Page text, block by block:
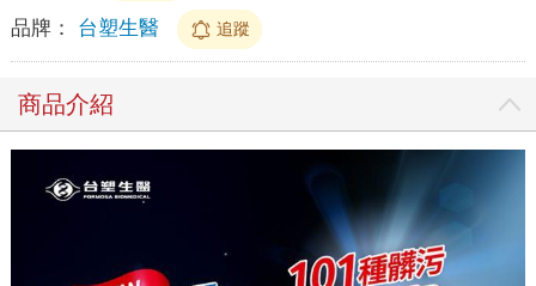
品牌： 台塑生醫 追蹤
商品介紹